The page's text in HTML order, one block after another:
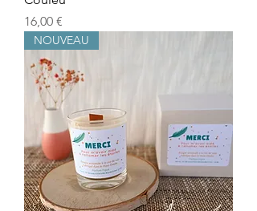
Precio
16,00 €
NOUVEAU